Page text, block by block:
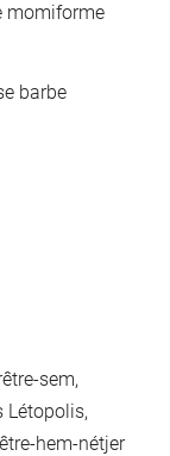
momiforme
barbe
sem,
Létopolis,
hem-nétjer